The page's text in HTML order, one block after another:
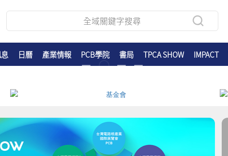
日曆 產業情報 PCB學院 書局 TPCA SHOW IMPACT